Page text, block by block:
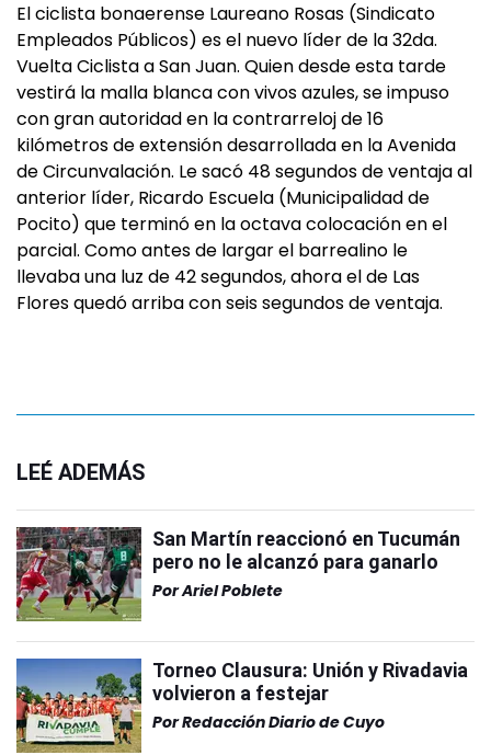
El ciclista bonaerense Laureano Rosas (Sindicato
Empleados Públicos) es el nuevo líder de la 32da.
Vuelta Ciclista a San Juan. Quien desde esta tarde
vestirá la malla blanca con vivos azules, se impuso
con gran autoridad en la contrarreloj de 16
kilómetros de extensión desarrollada en la Avenida
de Circunvalación. Le sacó 48 segundos de ventaja al
anterior líder, Ricardo Escuela (Municipalidad de
Pocito) que terminó en la octava colocación en el
parcial. Como antes de largar el barrealino le
llevaba una luz de 42 segundos, ahora el de Las
Flores quedó arriba con seis segundos de ventaja.
LEÉ ADEMÁS
San Martín reaccionó en Tucumán
pero no le alcanzó para ganarlo
PorAriel Poblete
Torneo Clausura: Unión y Rivadavia
volvieron a festejar
PorRedacción Diario de Cuyo